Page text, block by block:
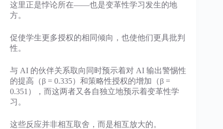
这里正是悖论所在——也是变革性学习发生的地
方。
促使学生更多授权的相同倾向，也使他们更具批判
性。
与 AI 的伙伴关系取向同时预示着对 AI 输出警惕性
的提高（β = 0.335）和策略性授权的增加（β =
0.351），而这两者又各自独立地预示着变革性学
习。
这些反应并非相互取舍，而是相互放大的。